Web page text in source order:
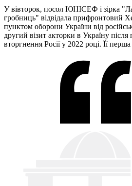
У вівторок, посол ЮНІСЕФ і зірка
гробниць" відвідала прифронтовий
пунктом оборони України від
другий візит акторки в Україну
вторгнення Росії у 2022 році. Її